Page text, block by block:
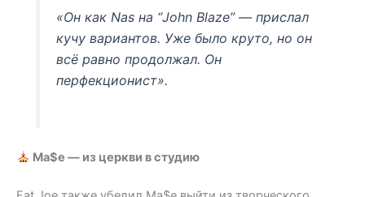
«Он как Nas на “John Blaze” — прислал
кучу вариантов. Уже было круто, но он
всё равно продолжал. Он
перфекционист».
Ma$e — из церкви в студию